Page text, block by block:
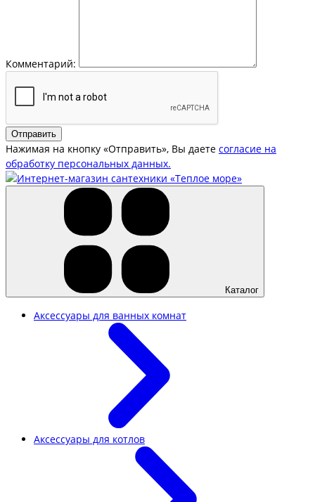
Комментарий:
Отправить
Нажимая на кнопку «Отправить», Вы даете согласие на
обработку персональных данных.
Каталог
Аксессуары для ванных комнат
Аксессуары для котлов